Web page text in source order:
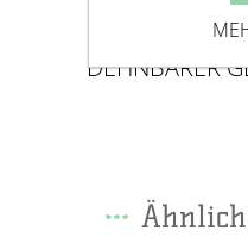
DEHNBARER